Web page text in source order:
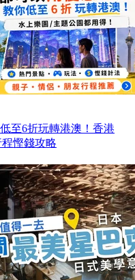
至6折玩轉港澳！香港
程慳錢攻略